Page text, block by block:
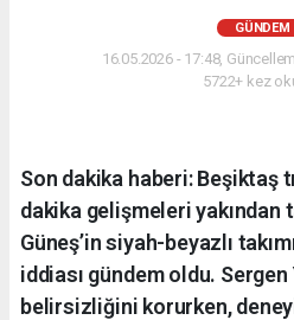
GÜNDEM
16.05.2026 - 17:48,
5722+ kez
Son dakika haberi: Beşiktaş
dakika gelişmeleri yakından
Güneş’in siyah-beyazlı
iddiası gündem oldu. Sergen
belirsizliğini korurken,